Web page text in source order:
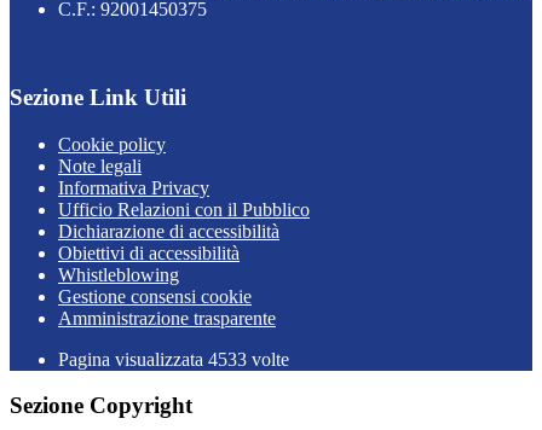
C.F.: 92001450375
Sezione Link Utili
Cookie policy
Note legali
Informativa Privacy
Ufficio Relazioni con il Pubblico
Dichiarazione di accessibilità
Obiettivi di accessibilità
Whistleblowing
Gestione consensi cookie
Amministrazione trasparente
Pagina visualizzata 4533 volte
Sezione Copyright